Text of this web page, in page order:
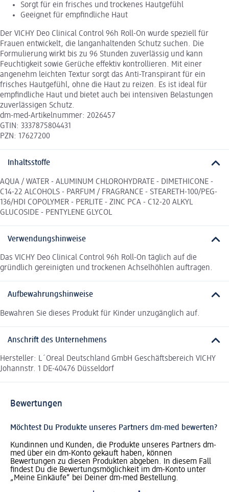
Sorgt für ein frisches und trockenes Hautgefühl
Geeignet für empfindliche Haut
Der VICHY Deo Clinical Control 96h Roll-On wurde speziell für
Frauen entwickelt, die langanhaltenden Schutz suchen. Die
Formulierung wirkt bis zu 96 Stunden zuverlässig und kann
Feuchtigkeit sowie Gerüche effektiv kontrollieren. Mit einer
angenehm leichten Textur sorgt das Anti-Transpirant für ein
frisches Hautgefühl, ohne die Haut zu reizen. Es ist ideal für
empfindliche Haut und bietet auch bei intensiven Belastungen
zuverlässigen Schutz.
dm-med-Artikelnummer: 2026457
GTIN: 3337875804431
PZN: 17627200
Inhaltsstoffe
AQUA / WATER - ALUMINUM CHLOROHYDRATE - DIMETHICONE -
C14-22 ALCOHOLS - PARFUM / FRAGRANCE - STEARETH-100/PEG-
136/HDI COPOLYMER - PERLITE - ZINC PCA - C12-20 ALKYL
GLUCOSIDE - PENTYLENE GLYCOL
Verwendungshinweise
Das VICHY Deo Clinical Control 96h Roll-On täglich auf die
gründlich gereinigten und trockenen Achselhöhlen auftragen.
Aufbewahrungshinweise
Bewahren Sie dieses Produkt für Kinder unzugänglich auf.
Anschrift des Unternehmens
Hersteller: L´Oreal Deutschland GmbH Geschäftsbereich VICHY
Johannstr. 1 DE-40476 Düsseldorf
Bewertungen
Möchtest Du Produkte unseres Partners dm-med bewerten?
Kundinnen und Kunden, die Produkte unseres Partners dm-
med über ein dm-Konto gekauft haben, können
Bewertungen zu diesen Produkten abgeben. In diesem Fall
findest Du die Bewertungsmöglichkeit im dm-Konto unter
„Meine Einkäufe“ bei Deiner dm-med Bestellung.